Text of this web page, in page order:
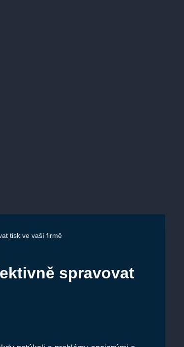
tisk ve vaší firmě
spravovat